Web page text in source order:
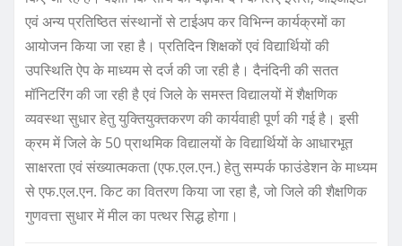
एवं अन्य प्रतिष्ठित संस्थानों से टाईअप कर विभिन्न कार्यक्रमों का
आयोजन किया जा रहा है। प्रतिदिन शिक्षकों एवं विद्यार्थियों की
उपस्थिति ऐप के माध्यम से दर्ज की जा रही है। दैनंदिनी की सतत
मॉनिटरिंग की जा रही है एवं जिले के समस्त विद्यालयों में शैक्षणिक
व्यवस्था सुधार हेतु युक्तियुक्तकरण की कार्यवाही पूर्ण की गई है। इसी
क्रम में जिले के 50 प्राथमिक विद्यालयों के विद्यार्थियों के आधारभूत
साक्षरता एवं संख्यात्मकता (एफ.एल.एन.) हेतु सम्पर्क फाउंडेशन के माध्यम
से एफ.एल.एन. किट का वितरण किया जा रहा है, जो जिले की शैक्षणिक
गुणवत्ता सुधार में मील का पत्थर सिद्ध होगा।